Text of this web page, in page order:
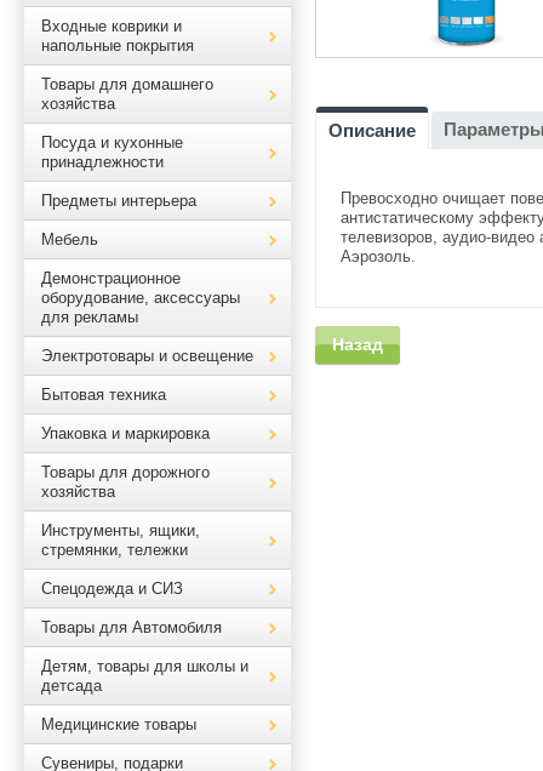
Входные коврики и
напольные покрытия
Товары для домашнего
хозяйства
Посуда и кухонные
принадлежности
Предметы интерьера
Мебель
Демонстрационное
оборудование, аксессуары
для рекламы
Электротовары и освещение
Бытовая техника
Упаковка и маркировка
Товары для дорожного
хозяйства
Инструменты, ящики,
стремянки, тележки
Спецодежда и СИЗ
Товары для Автомобиля
Детям, товары для школы и
детсада
Медицинские товары
Сувениры, подарки
Описание
Превосходно очищает
антистатическому
телевизоров, аудио-
Аэрозоль.
Назад